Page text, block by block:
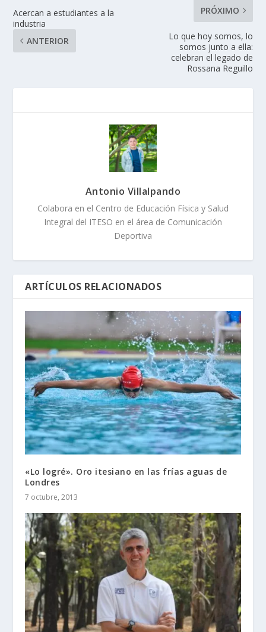
Acercan a estudiantes a la
industria
ANTERIOR
PRÓXIMO
Lo que hoy somos, lo
somos junto a ella:
celebran el legado de
Rossana Reguillo
Antonio Villalpando
Colabora en el Centro de Educación Física y Salud
Integral del ITESO en el área de Comunicación
Deportiva
ARTÍCULOS RELACIONADOS
«Lo logré». Oro itesiano en las frías aguas de
Londres
7 octubre, 2013